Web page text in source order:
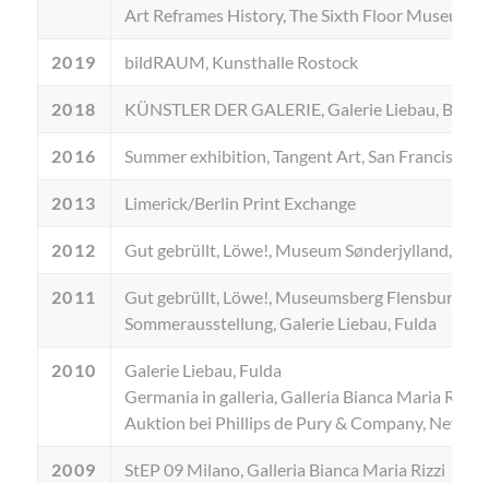
Art Reframes History, The Sixth Floor Museum,
2019 bildRAUM, Kunsthalle Rostock
2018 KÜNSTLER DER GALERIE, Galerie Liebau,
2016 Summer exhibition, Tangent Art, San Francisco
2013 Limerick/Berlin Print Exchange
2012 Gut gebrüllt, Löwe!, Museum Sønderjylland,
2011
Gut gebrüllt, Löwe!, Museumsberg Flensburg
Sommerausstellung, Galerie Liebau, Fulda
2010
Galerie Liebau, Fulda
Germania in galleria, Galleria Bianca Maria Rizzi
Auktion bei Phillips de Pury & Company, New
2009
StEP 09 Milano, Galleria Bianca Maria Rizzi